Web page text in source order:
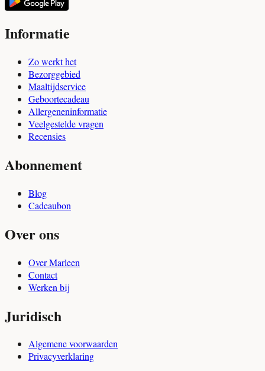
Informatie
Zo werkt het
Bezorggebied
Maaltijdservice
Geboortecadeau
Allergeneninformatie
Veelgestelde vragen
Recensies
Abonnement
Blog
Cadeaubon
Over ons
Over Marleen
Contact
Werken bij
Juridisch
Algemene voorwaarden
Privacyverklaring